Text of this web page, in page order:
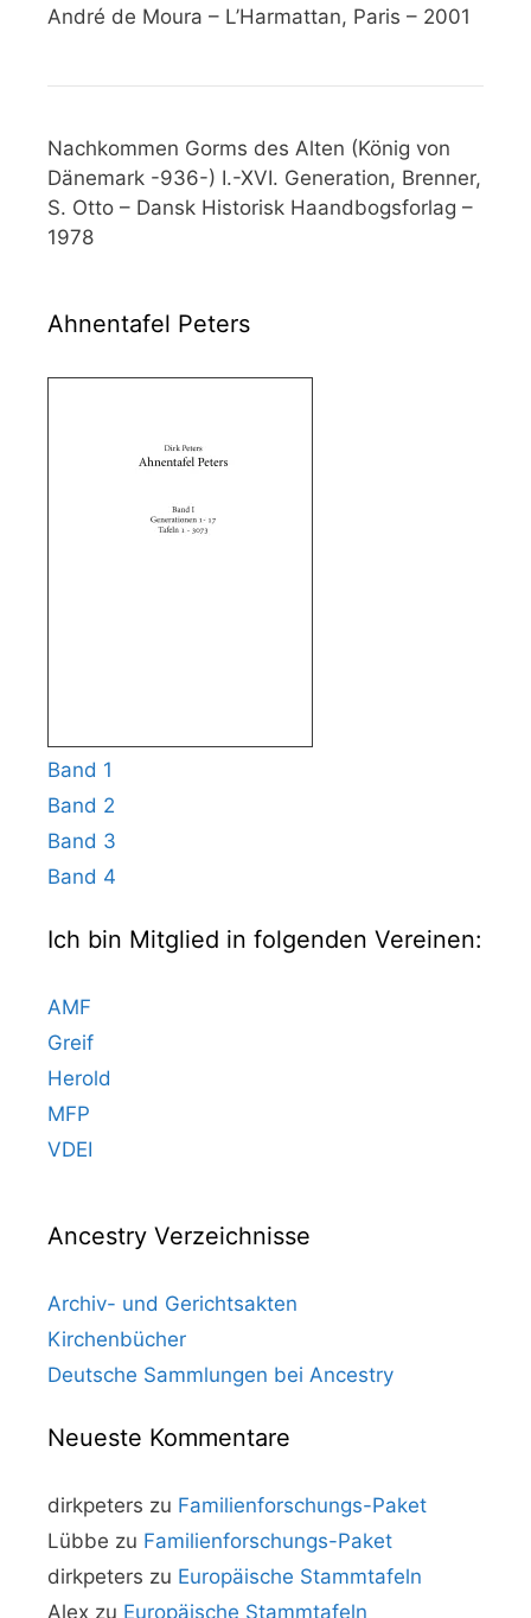
André de Moura – L’Harmattan, Paris – 2001
Nachkommen Gorms des Alten (König von
Dänemark -936-) I.-XVI. Generation, Brenner,
S. Otto – Dansk Historisk Haandbogsforlag –
1978
Ahnentafel Peters
Band 1
Band 2
Band 3
Band 4
Ich bin Mitglied in folgenden Vereinen:
AMF
Greif
Herold
MFP
VDEI
Ancestry Verzeichnisse
Archiv- und Gerichtsakten
Kirchenbücher
Deutsche Sammlungen bei Ancestry
Neueste Kommentare
dirkpeters zu Familienforschungs-Paket
Lübbe zu Familienforschungs-Paket
dirkpeters zu Europäische Stammtafeln
Alex zu Europäische Stammtafeln